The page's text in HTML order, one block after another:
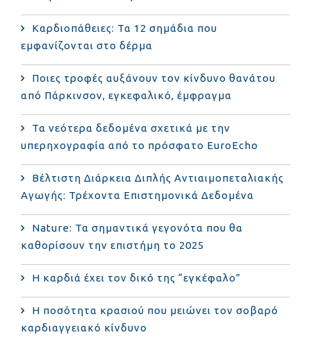
Καρδιοπάθειες: Τα 12 σημάδια που
εμφανίζονται στο δέρμα
Ποιες τροφές αυξάνουν τον κίνδυνο θανάτου
από Πάρκινσον, εγκεφαλικό, έμφραγμα
Τα νεότερα δεδομένα σχετικά με την
υπερηχογραφία από το πρόσφατο EuroEcho
Bέλτιστη Διάρκεια Διπλής Αντιαιμοπεταλιακής
Αγωγής: Τρέχοντα Επιστημονικά Δεδομένα
Nature: Τα σημαντικά γεγονότα που θα
καθορίσουν την επιστήμη το 2025
Η καρδιά έχει τον δικό της “εγκέφαλο”
Η ποσότητα κρασιού που μειώνει τον σοβαρό
καρδιαγγειακό κίνδυνο